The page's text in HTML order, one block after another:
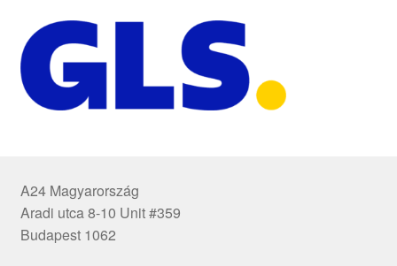
A24 Magyarország
Aradi utca 8-10 Unit #359
Budapest 1062